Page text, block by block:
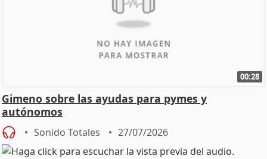
00:28
Gimeno sobre las ayudas para pymes y
autónomos
Sonido Totales 27/07/2026